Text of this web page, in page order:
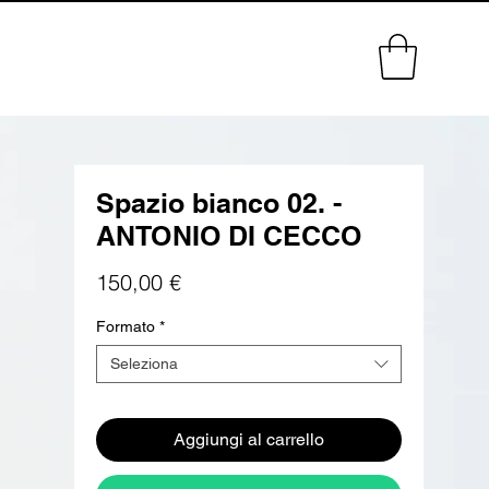
Spazio bianco 02. -
ANTONIO DI CECCO
150,00 €Prezzo
Formato *
Seleziona
Aggiungi al carrello